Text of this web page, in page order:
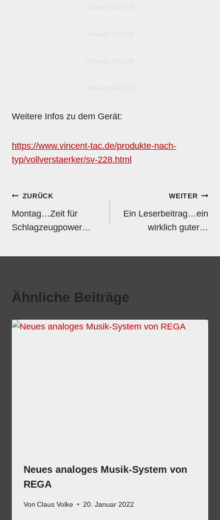
Weitere Infos zu dem Gerät:
https://www.vincent-tac.de/produkte-nach-
typ/vollverstaerker/sv-228.html
Beitragsnavigation
ZURÜCK
Montag…Zeit für
Schlagzeugpower…
WEITER
Ein Leserbeitrag…ein
wirklich guter…
Ähnliche Beiträge
Neues analoges Musik-System von
REGA
Von Claus Volke 20. Januar 2022